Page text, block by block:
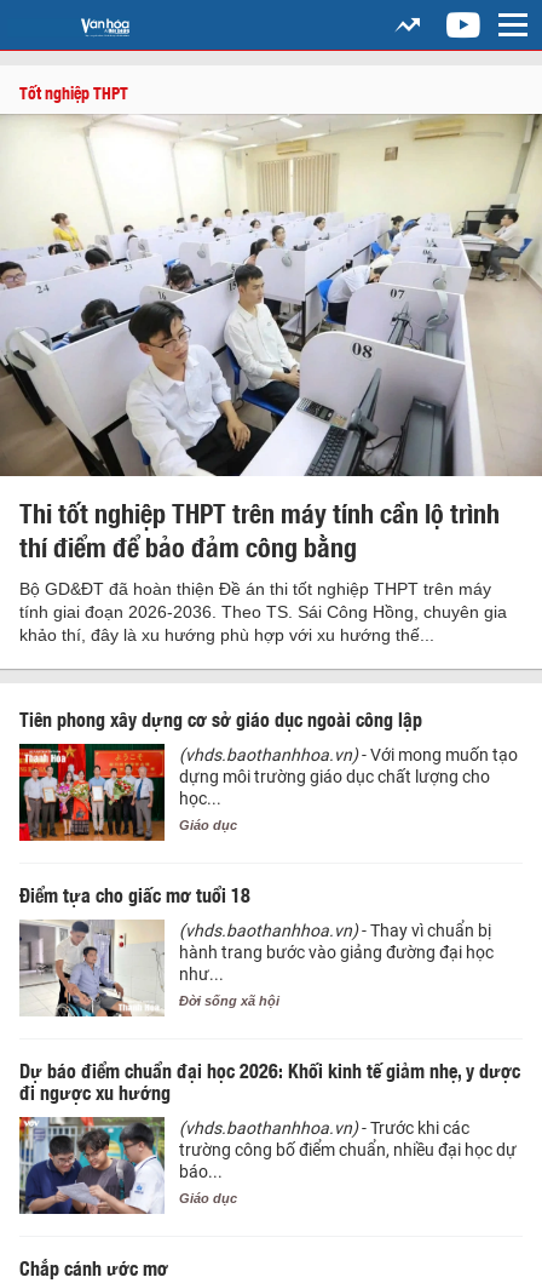
Tốt nghiệp THPT
Thi tốt nghiệp THPT trên máy tính cần lộ trình
thí điểm để bảo đảm công bằng
Bộ GD&ĐT đã hoàn thiện Đề án thi tốt nghiệp THPT trên máy
tính giai đoạn 2026-2036. Theo TS. Sái Công Hồng, chuyên gia
khảo thí, đây là xu hướng phù hợp với xu hướng thế...
Tiên phong xây dựng cơ sở giáo dục ngoài công lập
(vhds.baothanhhoa.vn)- Với mong muốn tạo
dựng môi trường giáo dục chất lượng cho
học...
Giáo dục
Điểm tựa cho giấc mơ tuổi 18
(vhds.baothanhhoa.vn)- Thay vì chuẩn bị
hành trang bước vào giảng đường đại học
như...
Đời sống xã hội
Dự báo điểm chuẩn đại học 2026: Khối kinh tế giảm nhẹ, y dược
đi ngược xu hướng
(vhds.baothanhhoa.vn)- Trước khi các
trường công bố điểm chuẩn, nhiều đại học dự
báo...
Giáo dục
Chắp cánh ước mơ